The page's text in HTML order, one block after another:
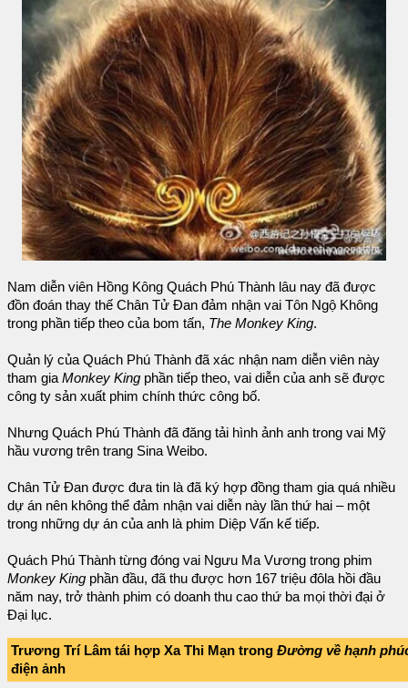
Nam diễn viên Hồng Kông Quách Phú Thành lâu nay đã được
đồn đoán thay thế Chân Tử Đan đảm nhận vai Tôn Ngộ Không
trong phần tiếp theo của bom tấn, The Monkey King.
Quản lý của Quách Phú Thành đã xác nhận nam diễn viên này
tham giaMonkey King phần tiếp theo, vai diễn của anh sẽ được
công ty sản xuất phim chính thức công bố.
Nhưng Quách Phú Thành đã đăng tải hình ảnh anh trong vai Mỹ
hầu vương trên trang Sina Weibo.
Chân Tử Đan được đưa tin là đã ký hợp đồng tham gia quá nhiều
dự án nên không thể đảm nhận vai diễn này lần thứ hai – một
trong những dự án của anh là phim Diệp Vấn kế tiếp.
Quách Phú Thành từng đóng vai Ngưu Ma Vương trong phim
Monkey King phần đầu, đã thu được hơn 167 triệu đôla hồi đầu
năm nay, trở thành phim có doanh thu cao thứ ba mọi thời đại ở
Đại lục.
Trương Trí Lâm tái hợp Xa Thi Mạn trong Đường về hạnh
điện ảnh